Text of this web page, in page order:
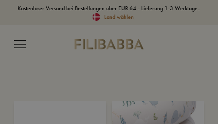
Kostenloser Versand bei Bestellungen über EUR 64 - Lieferung 1-3 Werktage..
Land wählen